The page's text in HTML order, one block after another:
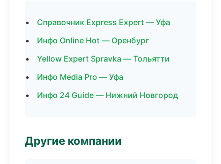
Справочник Express Expert — Уфа
Инфо Online Hot — Оренбург
Yellow Expert Spravka — Тольятти
Инфо Media Pro — Уфа
Инфо 24 Guide — Нижний Новгород
Другие компании